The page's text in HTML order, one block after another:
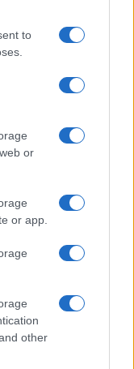
to
or
or app.
other
forr
légüres
zajlott
hét rendőr
vettek,